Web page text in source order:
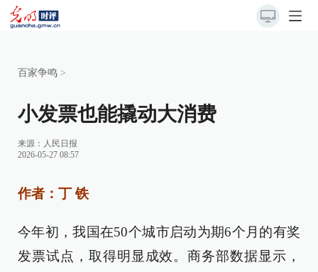
百家争鸣 >
小发票也能撬动大消费
来源： 人民日报
2026-05-27 08:57
作者：丁 铁
今年初，我国在50个城市启动为期6个月的有奖
发票试点，取得明显成效。商务部数据显示，